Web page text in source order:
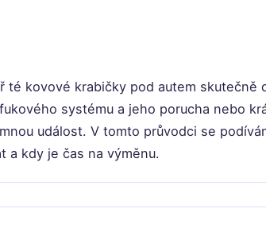
té kovové krabičky pod autem skutečně
systému a jeho porucha nebo
událost. V tomto průvodci se
a kdy je čas na výměnu.